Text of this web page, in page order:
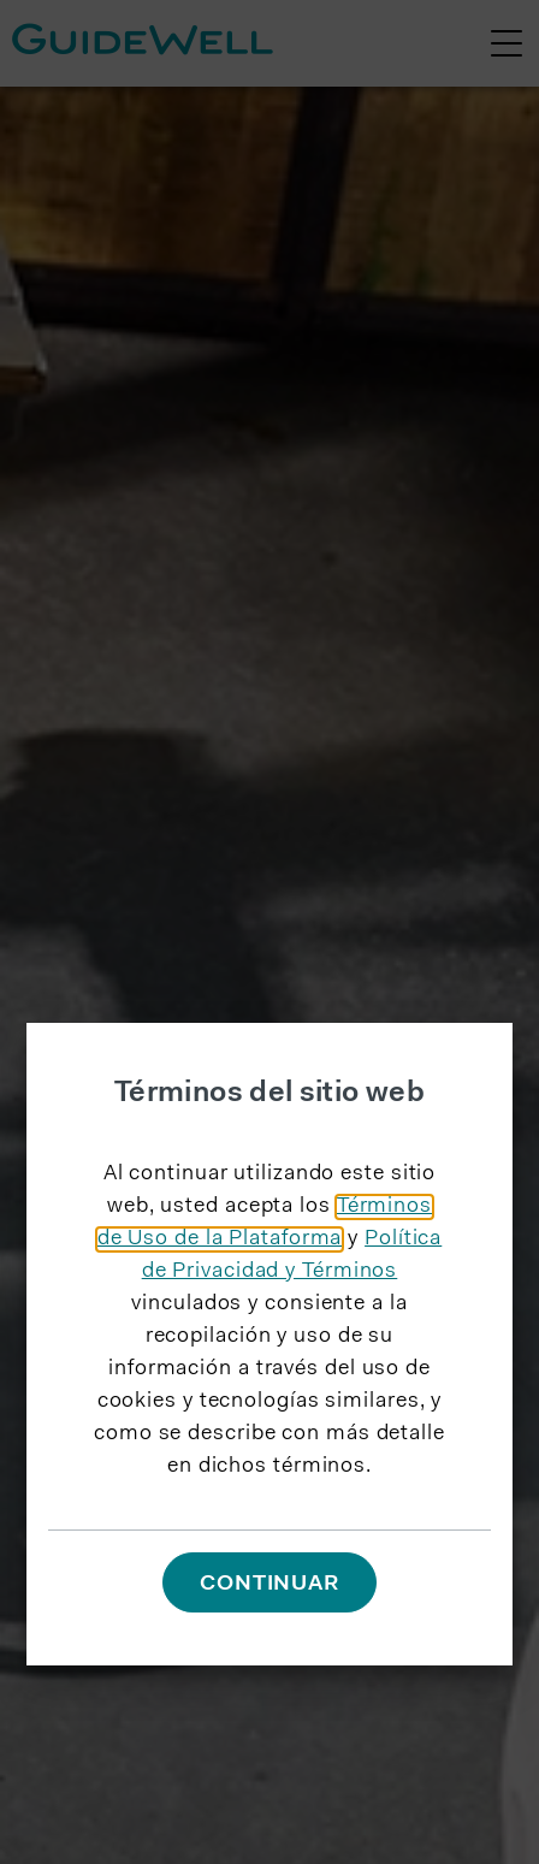
Términos del sitio web
Al continuar utilizando este sitio
web, usted acepta los
Términos
de Uso de la Plataforma y Política
de Privacidad y Términos
vinculados y consiente a la
recopilación y uso de su
información a través del uso de
cookies y tecnologías similares, y
como se describe con más detalle
en dichos términos.
CONTINUAR